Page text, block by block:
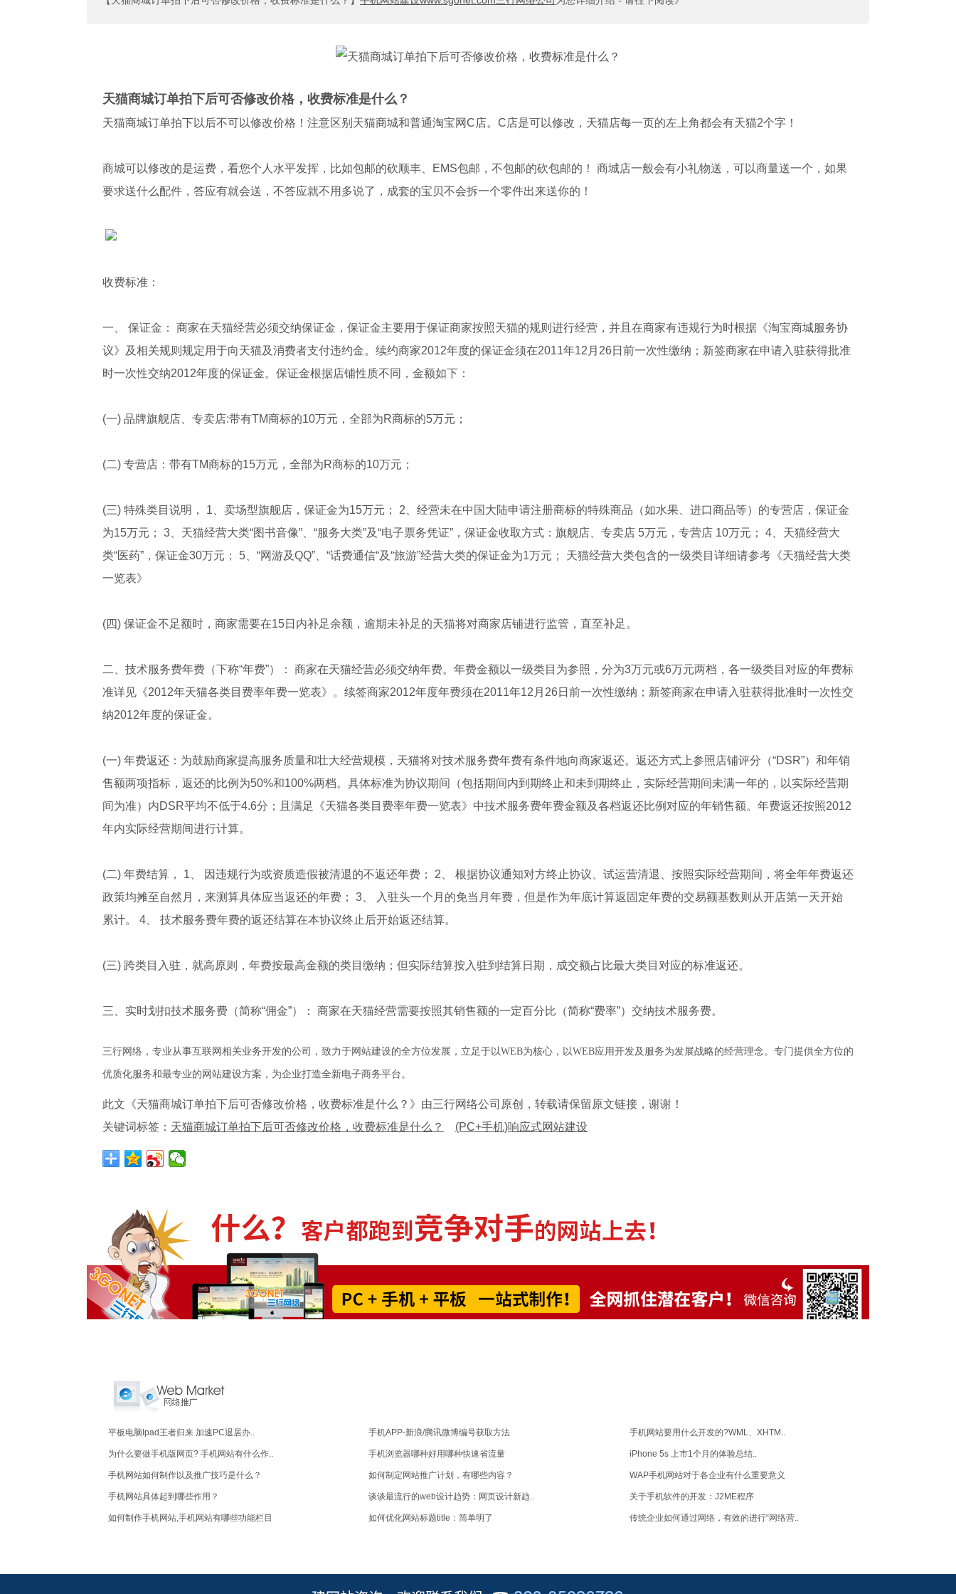
天猫商城订单拍下后可否修改价格，收费标准是什么？
天猫商城订单拍下以后不可以修改价格！注意区别天猫商城和普通淘宝网C店。C店是可以修改，天猫店每一页的左上角都会有天猫2个字！
商城可以修改的是运费，看您个人水平发挥，比如包邮的砍顺丰、EMS包邮，不包邮的砍包邮的！ 商城店一般会有小礼物送，可以商量送一个，如果
要求送什么配件，答应有就会送，不答应就不用多说了，成套的宝贝不会拆一个零件出来送你的！
收费标准：
一、 保证金： 商家在天猫经营必须交纳保证金，保证金主要用于保证商家按照天猫的规则进行经营，并且在商家有违规行为时根据《淘宝商城服务协
议》及相关规则规定用于向天猫及消费者支付违约金。续约商家2012年度的保证金须在2011年12月26日前一次性缴纳；新签商家在申请入驻获得批准
时一次性交纳2012年度的保证金。保证金根据店铺性质不同，金额如下：
(一) 品牌旗舰店、专卖店:带有TM商标的10万元，全部为R商标的5万元；
(二) 专营店：带有TM商标的15万元，全部为R商标的10万元；
(三) 特殊类目说明， 1、卖场型旗舰店，保证金为15万元； 2、经营未在中国大陆申请注册商标的特殊商品（如水果、进口商品等）的专营店，保证金
为15万元； 3、天猫经营大类“图书音像”、“服务大类”及“电子票务凭证”，保证金收取方式：旗舰店、专卖店 5万元，专营店 10万元； 4、天猫经营大
类“医药”，保证金30万元； 5、“网游及QQ”、“话费通信“及“旅游”经营大类的保证金为1万元； 天猫经营大类包含的一级类目详细请参考《天猫经营大类
一览表》
(四) 保证金不足额时，商家需要在15日内补足余额，逾期未补足的天猫将对商家店铺进行监管，直至补足。
二、技术服务费年费（下称“年费”）： 商家在天猫经营必须交纳年费。年费金额以一级类目为参照，分为3万元或6万元两档，各一级类目对应的年费标
准详见《2012年天猫各类目费率年费一览表》。续签商家2012年度年费须在2011年12月26日前一次性缴纳；新签商家在申请入驻获得批准时一次性交
纳2012年度的保证金。
(一) 年费返还：为鼓励商家提高服务质量和壮大经营规模，天猫将对技术服务费年费有条件地向商家返还。返还方式上参照店铺评分（“DSR”）和年销
售额两项指标，返还的比例为50%和100%两档。具体标准为协议期间（包括期间内到期终止和未到期终止，实际经营期间未满一年的，以实际经营期
间为准）内DSR平均不低于4.6分；且满足《天猫各类目费率年费一览表》中技术服务费年费金额及各档返还比例对应的年销售额。年费返还按照2012
年内实际经营期间进行计算。
(二) 年费结算， 1、 因违规行为或资质造假被清退的不返还年费； 2、 根据协议通知对方终止协议、试运营清退、按照实际经营期间，将全年年费返还
政策均摊至自然月，来测算具体应当返还的年费； 3、 入驻头一个月的免当月年费，但是作为年底计算返固定年费的交易额基数则从开店第一天开始
累计。 4、 技术服务费年费的返还结算在本协议终止后开始返还结算。
(三) 跨类目入驻，就高原则，年费按最高金额的类目缴纳；但实际结算按入驻到结算日期，成交额占比最大类目对应的标准返还。
三、实时划扣技术服务费（简称“佣金”）： 商家在天猫经营需要按照其销售额的一定百分比（简称“费率”）交纳技术服务费。
三行网络，专业从事互联网相关业务开发的公司，致力于网站建设的全方位发展，立足于以WEB为核心，以WEB应用开发及服务为发展战略的经营理念。专门提供全方位的
优质化服务和最专业的网站建设方案，为企业打造全新电子商务平台。
此文《天猫商城订单拍下后可否修改价格，收费标准是什么？》由三行网络公司原创，转载请保留原文链接，谢谢！
关键词标签： 天猫商城订单拍下后可否修改价格，收费标准是什么？ (PC+手机)响应式网站建设
平板电脑Ipad王者归来 加速PC退居办.. 手机APP-新浪/腾讯微博编号获取方法 手机网站要用什么开发的?WML、XHTM..
为什么要做手机版网页? 手机网站有什么作.. 手机浏览器哪种好用哪种快速省流量 iPhone 5s 上市1个月的体验总结..
手机网站如何制作以及推广技巧是什么？ 如何制定网站推广计划，有哪些内容？ WAP手机网站对于各企业有什么重要意义
手机网站具体起到哪些作用？ 谈谈最流行的web设计趋势：网页设计新趋.. 关于手机软件的开发：J2ME程序
如何制作手机网站,手机网站有哪些功能栏目 如何优化网站标题title：简单明了 传统企业如何通过网络，有效的进行“网络营..